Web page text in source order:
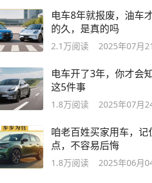
电车8年就报废，油车
的久，是真的吗
2.1万阅读 2025年07月
电车开了3年，你才会
这5件事
1.8万阅读 2025年07月
咱老百姓买家用车，记
点，不容易后悔
1.8万阅读 2025年06月